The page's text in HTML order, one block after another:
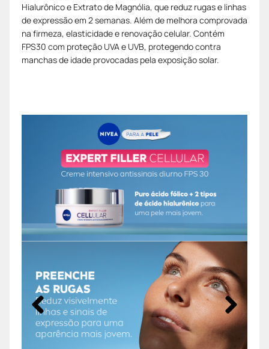
Hialurônico e Extrato de Magnólia, que reduz rugas e linhas
de expressão em 2 semanas. Além de melhora comprovada
na firmeza, elasticidade e renovação celular. Contém
FPS30 com proteção UVA e UVB, protegendo contra
manchas de idade provocadas pela exposição solar.